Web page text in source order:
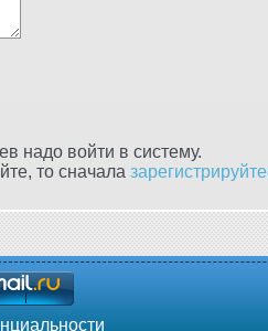
надо войти в систему.
то сначала